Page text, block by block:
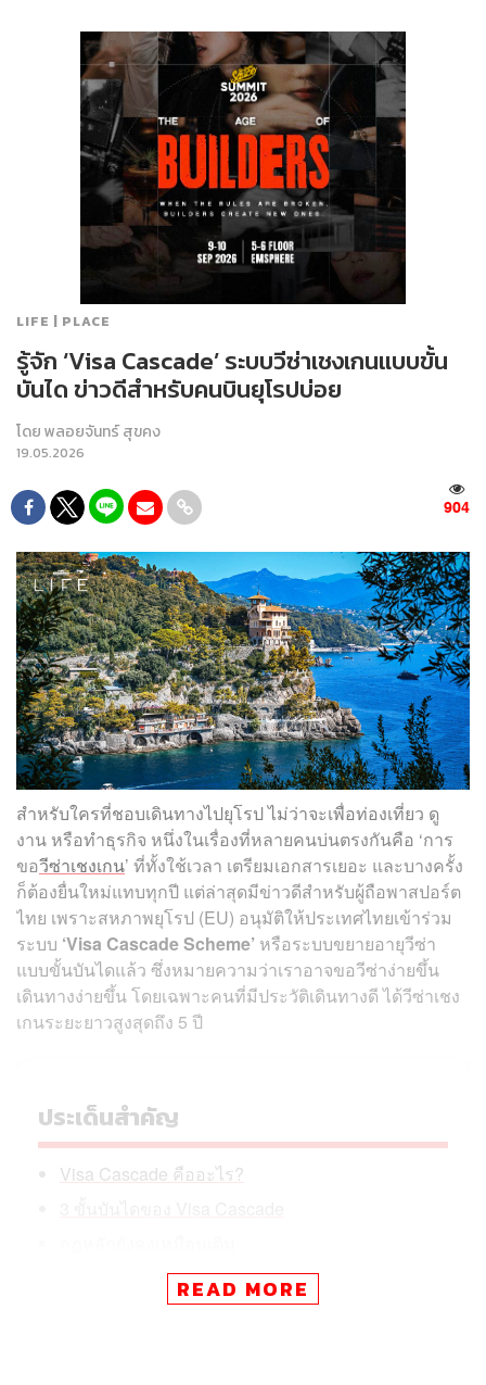
LIFE | PLACE
รู้จัก ‘Visa Cascade’ ระบบวีซ่าเชงเกนแบบขั้น
บันได ข่าวดีสำหรับคนบินยุโรปบ่อย
โดยพลอยจันทร์ สุขคง
19.05.2026
904
สำหรับใครที่ชอบเดินทางไปยุโรป ไม่ว่าจะเพื่อท่องเที่ยว ดู
งาน หรือทำธุรกิจ หนึ่งในเรื่องที่หลายคนบ่นตรงกันคือ ‘การ
ขอวีซ่าเชงเกน’ ที่ทั้งใช้เวลา เตรียมเอกสารเยอะ และบางครั้ง
ก็ต้องยื่นใหม่แทบทุกปี แต่ล่าสุดมีข่าวดีสำหรับผู้ถือพาสปอร์ต
ไทย เพราะสหภาพยุโรป (EU) อนุมัติให้ประเทศไทยเข้าร่วม
ระบบ ‘Visa Cascade Scheme’ หรือระบบขยายอายุวีซ่า
แบบขั้นบันไดแล้ว ซึ่งหมายความว่าเราอาจขอวีซ่าง่ายขึ้น
เดินทางง่ายขึ้น โดยเฉพาะคนที่มีประวัติเดินทางดี ได้วีซ่าเชง
เกนระยะยาวสูงสุดถึง 5 ปี
ประเด็นสำคัญ
Visa Cascade คืออะไร?
READ MORE